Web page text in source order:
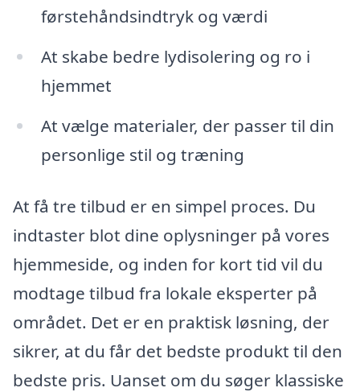
førstehåndsindtryk og værdi
At skabe bedre lydisolering og ro i
hjemmet
At vælge materialer, der passer til din
personlige stil og træning
At få tre tilbud er en simpel proces. Du
indtaster blot dine oplysninger på vores
hjemmeside, og inden for kort tid vil du
modtage tilbud fra lokale eksperter på
området. Det er en praktisk løsning, der
sikrer, at du får det bedste produkt til den
bedste pris. Uanset om du søger klassiske